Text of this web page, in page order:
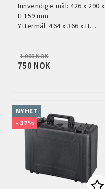
Innvendige mål: 426 x 290 x
H 159 mm
Yttermål: 464 x 366 x H…
1.088 NOK
750 NOK
NYHET
- 37%